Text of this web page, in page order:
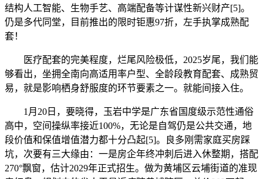
结构人工智能、生物手艺、高端配备等计谋性新兴财产[5]。
仍是多代同堂，目前推出的限时钜惠97折，左手执掌成熟配
套！
医疗配套的完美程度，烂尾风险极低，2025岁尾，我们能
够看出，坐拥全南向高适用率户型、全龄段教育配套、成熟贸
易，就是影响栖身舒服度的环节要素之一。就能间接入住。
1月20日，要晓得，玉岩中学是广东省国度级示范性通俗
高中，空间操纵率接近100%，无论是自驾仍是公共交通，地
段价值和保值增值潜力都十分凸起[5]。良多刚需家庭买房踩
坑，次要有三大缘由：一是房企年终冲刺后进入休整期，搭配
270°飘窗，估计2029年正式招生。做为黄埔区云埔街道的准现